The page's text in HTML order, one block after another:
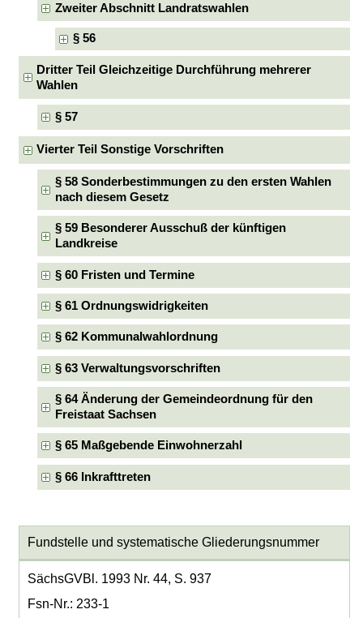
Zweiter Abschnitt Landratswahlen
§ 56
Dritter Teil Gleichzeitige Durchführung mehrerer
Wahlen
§ 57
Vierter Teil Sonstige Vorschriften
§ 58 Sonderbestimmungen zu den ersten Wahlen
nach diesem Gesetz
§ 59 Besonderer Ausschuß der künftigen
Landkreise
§ 60 Fristen und Termine
§ 61 Ordnungswidrigkeiten
§ 62 Kommunalwahlordnung
§ 63 Verwaltungsvorschriften
§ 64 Änderung der Gemeindeordnung für den
Freistaat Sachsen
§ 65 Maßgebende Einwohnerzahl
§ 66 Inkrafttreten
Fundstelle und systematische Gliederungsnummer
SächsGVBl. 1993 Nr. 44, S. 937
Fsn-Nr.: 233-1